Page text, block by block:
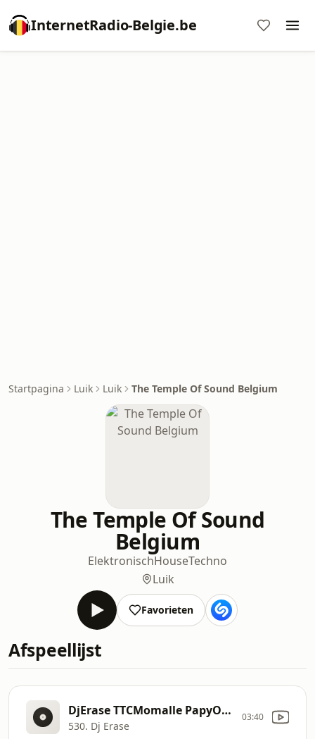
InternetRadio-Belgie.be
Startpagina Luik Luik The Temple Of Sound Belgium
The Temple Of Sound
Belgium
ElektronischHouseTechno
Luik
Favorieten
Afspeellijst
DjErase TTCMomalle PapyOnFire 2024
530. Dj Erase
03:40